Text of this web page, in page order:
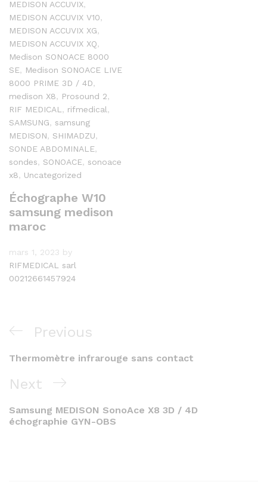
MEDISON ACCUVIX,
MEDISON ACCUVIX V10,
MEDISON ACCUVIX XG,
MEDISON ACCUVIX XQ,
Medison SONOACE 8000
SE, Medison SONOACE LIVE
8000 PRIME 3D / 4D,
medison X8, Prosound 2,
RIF MEDICAL , rifmedical,
SAMSUNG, samsung
MEDISON, SHIMADZU,
SONDE ABDOMINALE,
sondes, SONOACE, sonoace
x8, Uncategorized
Échographe W10
samsung medison
maroc
mars 1, 2023 by
RIFMEDICAL sarl
00212661457924
Navigation
de
l’article
Previous
Post
Previous
Thermomètre infrarouge sans contact
Next
Post
Next
Samsung MEDISON SonoAce X8 3D / 4D
échographie GYN-OBS